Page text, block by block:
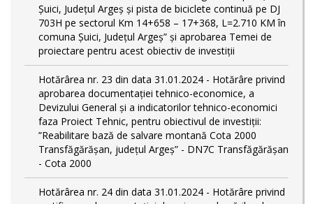
Șuici, Județul Argeș și pista de biciclete continuă pe DJ
703H pe sectorul Km 14+658 – 17+368, L=2.710 KM în
comuna Șuici, Județul Argeș” şi aprobarea Temei de
proiectare pentru acest obiectiv de investiţii
Hotărârea nr. 23 din data 31.01.2024 - Hotărâre privind
aprobarea documentației tehnico-economice, a
Devizului General și a indicatorilor tehnico-economici
faza Proiect Tehnic, pentru obiectivul de investiții:
”Reabilitare bază de salvare montană Cota 2000
Transfăgărășan, județul Argeș” - DN7C Transfăgărășan
- Cota 2000
Hotărârea nr. 24 din data 31.01.2024 - Hotărâre privind